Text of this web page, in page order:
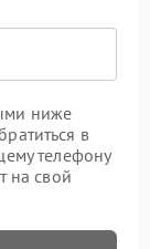
ниже
в
телефону
на свой